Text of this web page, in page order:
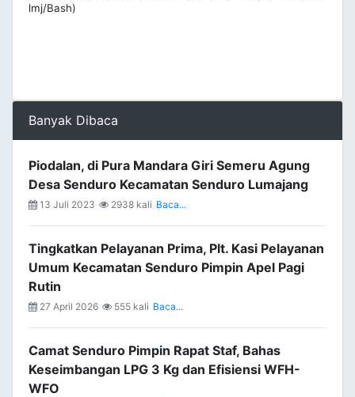
lmj/Bash)
Banyak Dibaca
Piodalan, di Pura Mandara Giri Semeru Agung
Desa Senduro Kecamatan Senduro Lumajang
13 Juli 2023 2938 kali Baca...
Tingkatkan Pelayanan Prima, Plt. Kasi Pelayanan
Umum Kecamatan Senduro Pimpin Apel Pagi
Rutin
27 April 2026 555 kali Baca...
Camat Senduro Pimpin Rapat Staf, Bahas
Keseimbangan LPG 3 Kg dan Efisiensi WFH-
WFO